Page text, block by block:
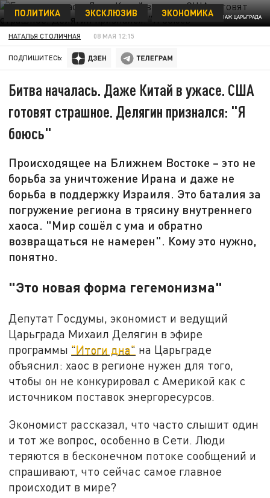
КОЛЛАЖ ЦАРЬГРАДА
ПОЛИТИКА ЭКСКЛЮЗИВ ЭКОНОМИКА
НАТАЛЬЯ СТОЛИЧНАЯ 08 МАЯ 12:15
ПОДПИШИТЕСЬ:
Битва началась. Даже Китай в ужасе. США
готовят страшное. Делягин признался: "Я
боюсь"
Происходящее на Ближнем Востоке – это не
борьба за уничтожение Ирана и даже не
борьба в поддержку Израиля. Это баталия за
погружение региона в трясину внутреннего
хаоса. "Мир сошёл с ума и обратно
возвращаться не намерен". Кому это нужно,
понятно.
"Это новая форма гегемонизма"
Депутат Госдумы, экономист и ведущий
Царьграда Михаил Делягин в эфире
программы "Итоги дна" на Царьграде
объяснил: хаос в регионе нужен для того,
чтобы он не конкурировал с Америкой как с
источником поставок энергоресурсов.
Экономист рассказал, что часто слышит один
и тот же вопрос, особенно в Сети. Люди
теряются в бесконечном потоке сообщений и
спрашивают, что сейчас самое главное
происходит в мире?